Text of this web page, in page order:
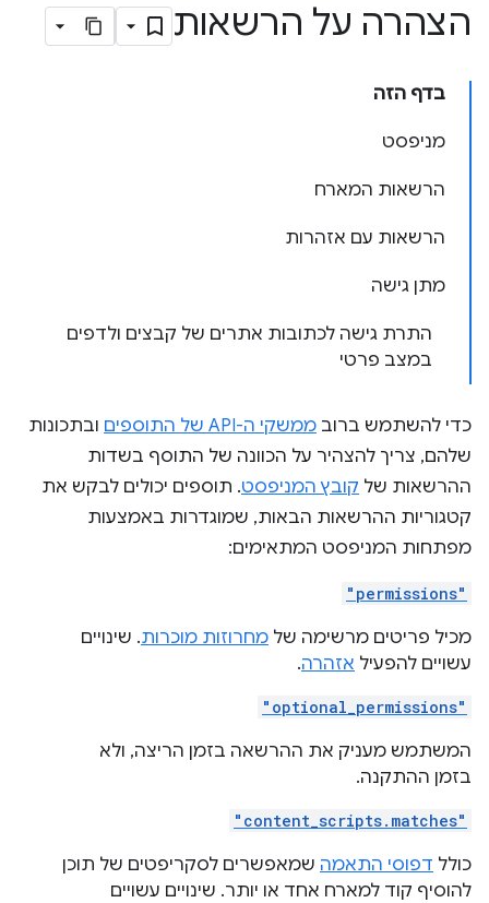
הצהרה על הרשאות
בדף הזה
מניפסט
הרשאות המארח
הרשאות עם אזהרות
מתן גישה
התרת גישה לכתובות אתרים של קבצים ולדפים
במצב פרטי
כדי להשתמש ברוב ממשקי ה-API של התוספים
ובתכונות
שלהם, צריך להצהיר על הכוונה של התוסף בשדות
ההרשאות של קובץ המניפסט. תוספים יכולים לבקש את
קטגוריות ההרשאות הבאות, שמוגדרות באמצעות
מפתחות המניפסט המתאימים:
"permissions"
מכיל פריטים מרשימה של מחרוזות מוכרות. שינויים
עשויים להפעיל אזהרה.
"optional_permissions"
המשתמש מעניק את ההרשאה בזמן הריצה, ולא
בזמן ההתקנה.
"content_scripts.matches"
כולל דפוסי התאמה שמאפשרים לסקריפטים של תוכן
להוסיף קוד למארח אחד או יותר. שינויים עשויים